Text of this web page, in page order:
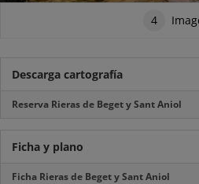
4
Descarga cartografía
Reserva Rieras de Beget y Sant Aniol
Ficha y plano
Ficha Rieras de Beget y Sant Aniol